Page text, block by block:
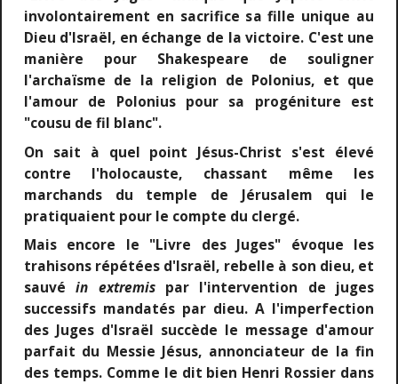
involontairement en sacrifice sa fille unique au
Dieu d'Israël, en échange de la victoire. C'est une
manière pour Shakespeare de souligner
l'archaïsme de la religion de Polonius, et que
l'amour de Polonius pour sa progéniture est
"cousu de fil blanc".
On sait à quel point Jésus-Christ s'est élevé
contre l'holocauste, chassant même les
marchands du temple de Jérusalem qui le
pratiquaient pour le compte du clergé.
Mais encore le "Livre des Juges" évoque les
trahisons répétées d'Israël, rebelle à son dieu, et
sauvéin extremispar l'intervention de juges
successifs mandatés par dieu. A l'imperfection
des Juges d'Israël succède le message d'amour
parfait du Messie Jésus, annonciateur de la fin
des temps. Comme le dit bien Henri Rossier dans